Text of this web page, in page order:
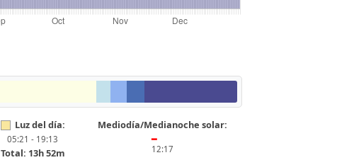
Luz del día:
05:21 - 19:13
Total: 13h 52m
Mediodía/Medianoche solar:
━
12:17